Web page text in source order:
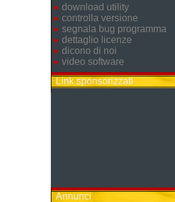
download utility
controlla versione
segnala bug programma
dettaglio licenze
dicono di noi
video software
Link sponsorizzati
Annunci